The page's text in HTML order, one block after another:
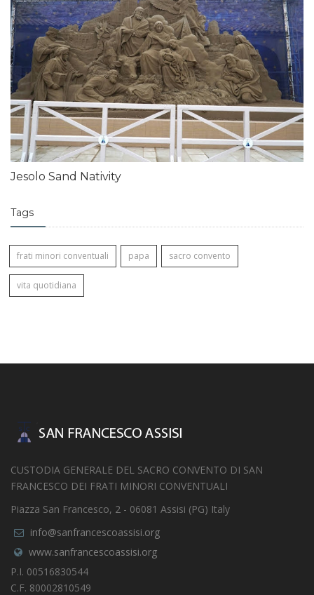
Jesolo Sand Nativity
Tags
frati minori conventuali papa sacro convento
vita quotidiana
CUSTODIA GENERALE DEL SACRO CONVENTO DI SAN
FRANCESCO DEI FRATI MINORI CONVENTUALI
Piazza San Francesco, 2 - 06081 Assisi (PG) Italy
info@sanfrancescoassisi.org
www.sanfrancescoassisi.org
P.I. 00516830544
C.F. 80002810549